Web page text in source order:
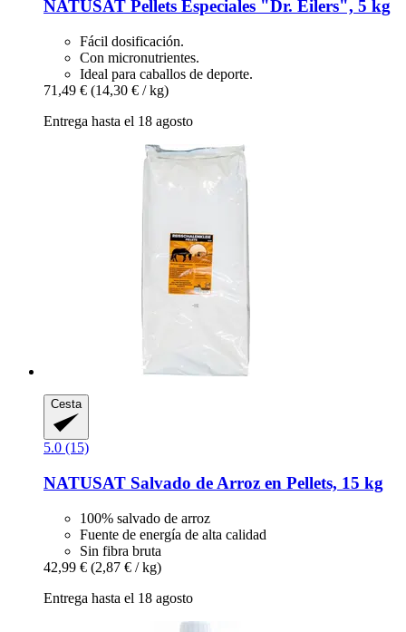
NATUSAT Pellets Especiales "Dr. Eilers", 5 kg
Fácil dosificación.
Con micronutrientes.
Ideal para caballos de deporte.
71,49 € (14,30 € / kg)
Entrega hasta el 18 agosto
Cesta
5.0 (15)
NATUSAT Salvado de Arroz en Pellets, 15 kg
100% salvado de arroz
Fuente de energía de alta calidad
Sin fibra bruta
42,99 € (2,87 € / kg)
Entrega hasta el 18 agosto